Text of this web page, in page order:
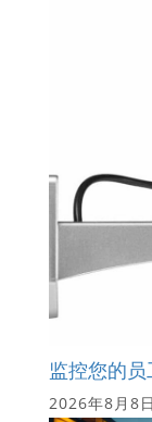
监控您的
2026年8月8日